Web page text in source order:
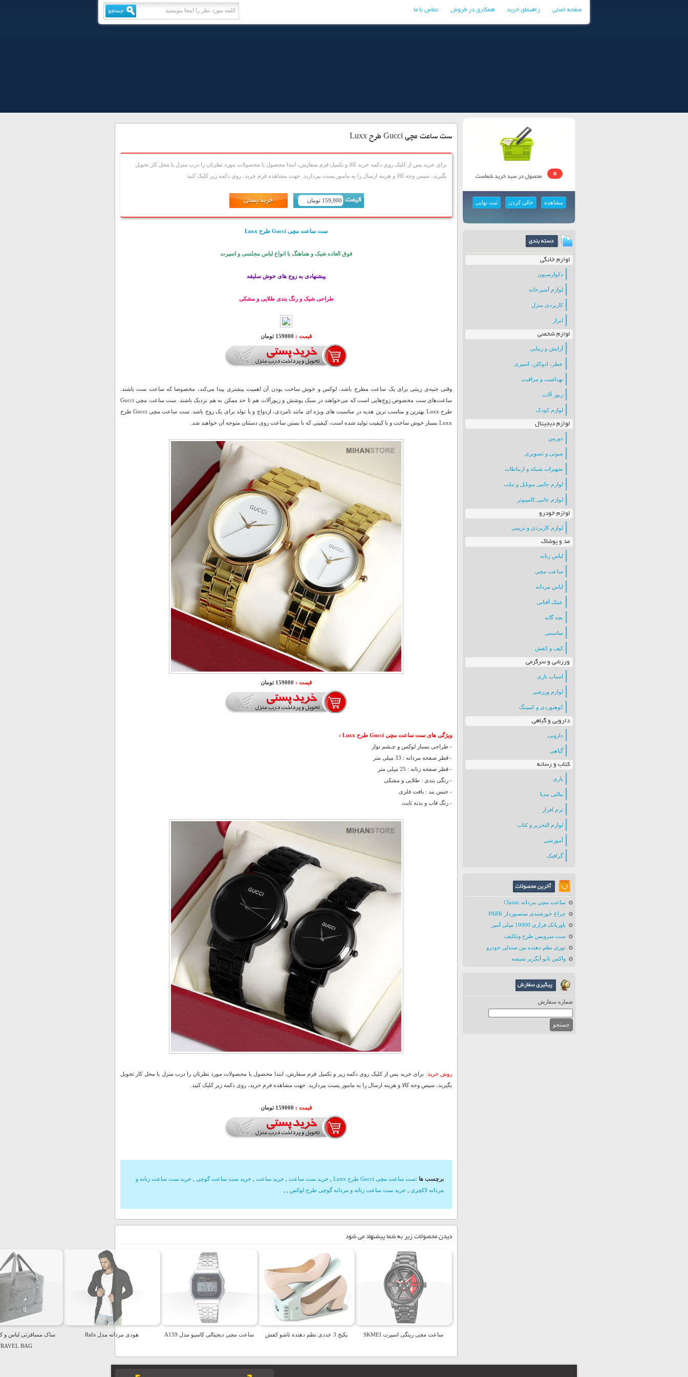
صفحه اصلی راهنمای خرید همکاری در فروش تماس با ما
0
مشاهده خالی کردن ثبت نهایی
لوازم خانگی
دکوارسیون
لوازم آشپزخانه
کاربردی منزل
ابزار
لوازم شخصی
آرایش و زیبایی
عطر، ادوکلن، اسپری
بهداشت و مراقبت
زیور آلات
لوازم کودک
لوازم دیجیتال
دوربین
صوتی و تصویری
تجهیزات شبکه و ارتباطات
لوازم جانبی موبایل و تبلت
لوازم جانبی کامپیوتر
لوازم خودرو
لوازم کاربردی و تزیینی
مد و پوشاک
لباس زنانه
ساعت مچی
لباس مردانه
عینک آفتابی
بچه گانه
مناسبتی
کیف و کفش
ورزشی و سرگرمی
اسباب بازی
لوازم ورزشی
کوهنوردی و کمپینگ
دارویی و گیاهی
دارویی
گیاهی
کتاب و رسانه
بازی
مالتی مدیا
نرم افزار
لوازم التحریر و کتاب
آموزشی
گرافیک
ساعت مچی مردانه Classic
چراغ خورشیدی سنسوردار PARK
پاوربانک فراری 10000 میلی آمپر
ست سرویس طرح ونکلیف
توری نظم دهنده بین صندلی خودرو
واکس نانو آبگریز شیشه
شماره سفارش
ست ساعت مچی Gucci طرح Luxx
براي خريد پس از کليک روي دکمه خريد کالا و تکميل فرم سفارش، ابتدا محصول يا محصولات مورد نظرتان را درب منزل يا محل کار تحويل
بگيريد، سپس وجه کالا و هزينه ارسال را به مامور پست بپردازيد. جهت مشاهده فرم خريد، روي دکمه زير کليک کنيد
159,000 تومان
ست ساعت مچی Gucci طرح Luxx
فوق العاده شیک و هماهنگ با انواع لباس مجلسی و اسپرت
پیشنهادی به زوج های خوش سلیقه
طراحی شیک و رنگ بندی طلایی و مشکی
قیمت : 159000 تومان
وقتی جنبه‌ی زینتی برای یک ساعت مطرح باشد، لوکس و خوش ساخت بودن آن اهمیت بیشتری پیدا می‌کند، مخصوصا که ساعت ست باشند.
ساعت‌های ست مخصوص زوج‌هایی است که می‌خواهند در سبک پوشش و زیورآلات هم تا حد ممکن به هم نزدیک باشند. ست ساعت مچی Gucci
طرح Luxx بهترین و مناسب ترین هدیه در مناسبت های ویژه ای مانند نامزدی، ازدواج و یا تولد برای یک زوج باشد. ست ساعت مچی Gucci طرح
Luxx بسیار خوش ساخت و با کیفیت تولید شده است، کیفیتی که با بستن ساعت روی دستتان متوجه آن خواهید شد.
قیمت : 159000 تومان
ویژگی های ست ساعت مچی Gucci طرح Luxx :
- طراحی بسیار لوکس و چـشم نواز
- قطر صفحه مردانه : 33 میلی متر
- قطر صفحه زنانه : 25 میلی متر
- رنگی بندی : طلایی و مشکی
- جنس بند : بافت فلزی
- رنگ قاب و بدنه ثابت
روش خرید: برای خرید پس از کلیک روی دکمه زیر و تکمیل فرم سفارش، ابتدا محصول یا محصولات مورد نظرتان را درب منزل یا محل کار تحویل
بگیرید، سپس وجه کالا و هزینه ارسال را به مامور پست بپردازید. جهت مشاهده فرم خرید، روی دکمه زیر کلیک کنید.
قیمت : 159000 تومان
برچسب ها :ست ساعت مچی Gucci طرح Luxx خرید ست ساعت خرید ساعت خرید ست ساعت گوچی
خرید ست ساعت زنانه و
مردانه لاکچری
خرید ست ساعت زنانه و مردانه گوچی طرح لوکس
دیدن محصولات زیر به شما پیشنهاد می شود
ساعت مچی رینگی اسپرت SKMEI پکیج 3 عددی نظم دهنده تاشو کفش ساعت مچی دیجیتالی کاسیو مدل A159 هودی مردانه مدل Rafa
ساک مسافرتی لباس و
BAG